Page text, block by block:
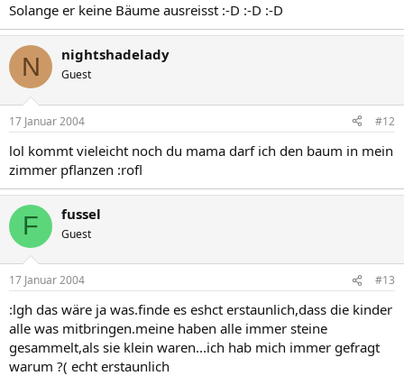
Solange er keine Bäume ausreisst :-D :-D :-D
N nightshadelady
Guest
17 Januar 2004 #12
lol kommt vieleicht noch du mama darf ich den baum in mein
zimmer pflanzen :rofl
F fussel
Guest
17 Januar 2004 #13
:lgh das wäre ja was.finde es eshct erstaunlich,dass die kinder
alle was mitbringen.meine haben alle immer steine
gesammelt,als sie klein waren...ich hab mich immer gefragt
warum ?( echt erstaunlich